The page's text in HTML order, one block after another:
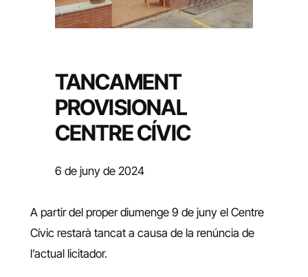
TANCAMENT
PROVISIONAL
CENTRE CÍVIC
6 de juny de 2024
A partir del proper diumenge 9 de juny el Centre
Cívic restarà tancat a causa de la renúncia de
l’actual licitador.